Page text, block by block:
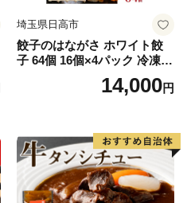
埼玉県日高市
餃子のはながさ ホワイト餃
子 64個 16個×4パック 冷凍
中華 点心 B級グルメ ご当地
野菜 おつまみ おかず 簡単調
ー ギフト お取り寄せ 日高市
14,000円